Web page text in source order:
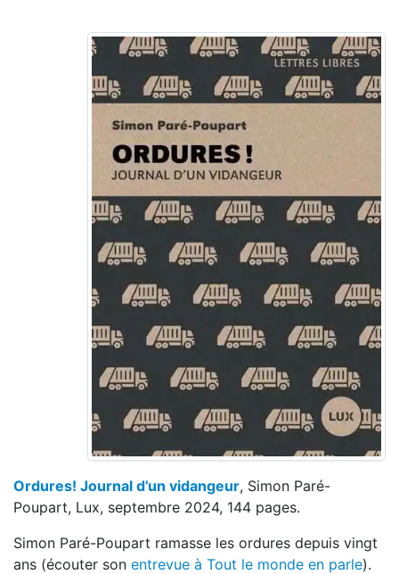
Ordures! Journal d’un vidangeur, Simon Paré-
Poupart, Lux, septembre 2024, 144 pages.
Simon Paré-Poupart ramasse les ordures depuis vingt
ans (écouter son entrevue à Tout le monde en parle).